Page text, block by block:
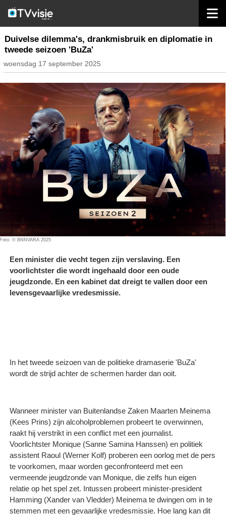
nieuws nederland
Duivelse dilemma's, drankmisbruik en diplomatie in
tweede seizoen 'BuZa'
woensdag 17 september 2025
Foto: © BNNVARA 2025
Een minister die vecht tegen zijn verslaving. Een
voorlichtster die wordt ingehaald door een oude
jeugdzonde. En een kabinet dat dreigt te vallen door een
levensgevaarlijke vredesmissie.
In het tweede seizoen van de politieke dramaserie 'BuZa'
wordt de strijd achter de schermen harder dan ooit.
Wanneer minister van Buitenlandse Zaken Maarten Meinema
(Kees Prins) zijn alcoholproblemen probeert te overwinnen,
raakt hij verstrikt in een conflict met een journalist.
Voorlichtster Monique (Sanne Samina Hanssen) en politiek
assistent Raoul (Werner Kolf) proberen een oorlog met de pers
te voorkomen, maar worden geconfronteerd met een
vermeende jeugdzonde van Monique, die zelfs hun eigen
relatie op het spel zet. Intussen probeert minister-president
Hamming (Xander van Vledder) Meinema te dwingen om in te
stemmen met een gevaarlijke vredesmissie. Hoe lang kan dit